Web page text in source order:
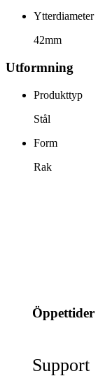
Ytterdiameter
42mm
Utformning
Produkttyp
Stål
Form
Rak
Öppettider
Support